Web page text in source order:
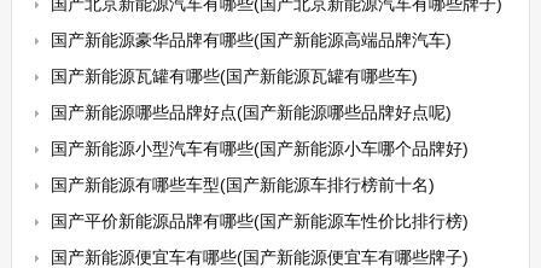
国产新能源豪华品牌有哪些(国产新能源高端品牌汽车)
国产新能源瓦罐有哪些(国产新能源瓦罐有哪些车)
国产新能源哪些品牌好点(国产新能源哪些品牌好点呢)
国产新能源小型汽车有哪些(国产新能源小车哪个品牌好)
国产新能源有哪些车型(国产新能源车排行榜前十名)
国产平价新能源品牌有哪些(国产新能源车性价比排行榜)
国产新能源便宜车有哪些(国产新能源便宜车有哪些牌子)